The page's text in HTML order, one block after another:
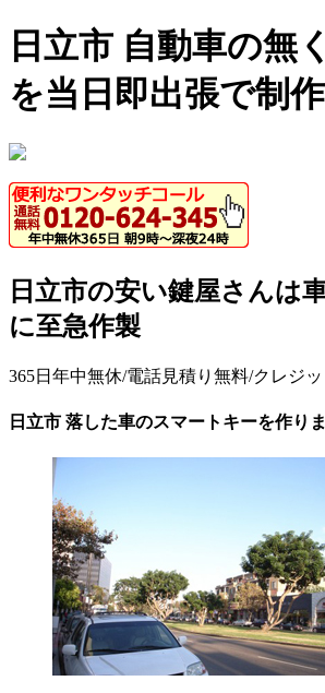
日立市 自動車の無
を当日即出張で制
日立市の安い鍵屋さんは
に至急作製
365日年中無休/電話見積り無料/クレジ
日立市 落した車のスマートキーを作り